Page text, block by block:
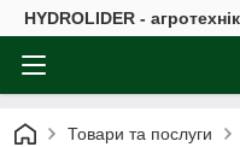
HYDROLIDER -
Товари та послуги